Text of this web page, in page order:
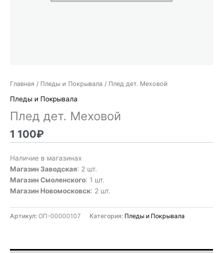
Главная / Пледы и Покрывала / Плед дет. Меховой
Пледы и Покрывала
Плед дет. Меховой
1 100₽
Наличие в магазинах
Магазин Заводская: 2 шт.
Магазин Смоленского: 1 шт.
Магазин Новомосковск: 2 шт.
Артикул: ОП-00000107 Категория: Пледы и Покрывала